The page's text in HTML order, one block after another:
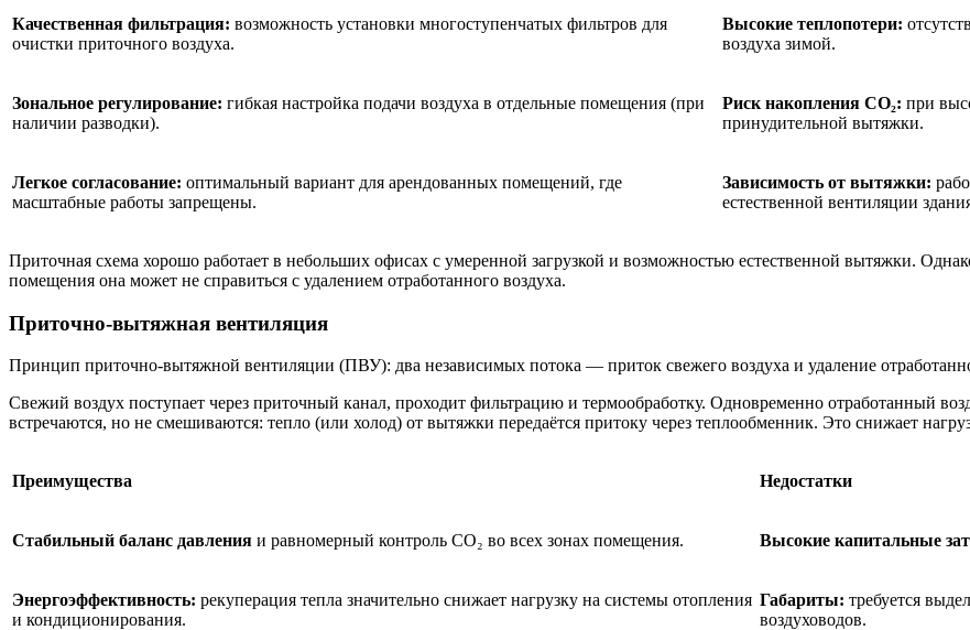
Качественная фильтрация: возможность установки многоступенчатых фильтров для
очистки приточного воздуха.
Высокие теплопотери:
воздуха зимой.
Зональное регулирование: гибкая настройка подачи воздуха в отдельные помещения (при
наличии разводки).
Риск накопления CO₂: при
принудительной вытяжки.
Легкое согласование: оптимальный вариант для арендованных помещений, где
масштабные работы запрещены.
Зависимость от вытяжки:
естественной вентиляции
Приточная схема хорошо работает в небольших офисах с умеренной загрузкой и возможностью естественной вытяжки.
помещения она может не справиться с удалением отработанного воздуха.
Приточно‑вытяжная вентиляция
Принцип приточно‑вытяжной вентиляции (ПВУ): два независимых потока — приток свежего воздуха и удаление
Свежий воздух поступает через приточный канал, проходит фильтрацию и термообработку. Одновременно отработанный
встречаются, но не смешиваются: тепло (или холод) от вытяжки передаётся притоку через теплообменник. Это снижает
Преимущества Недостатки
Стабильный баланс давления и равномерный контроль CO₂ во всех зонах помещения. Высокие капитальные
Энергоэффективность: рекуперация тепла значительно снижает нагрузку на системы отопления
и кондиционирования.
Габариты: требуется
воздуховодов.